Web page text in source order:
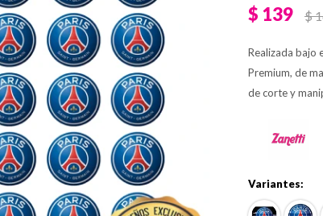
$ 139 $
Realizada bajo
Premium, de
de corte y
Variantes: